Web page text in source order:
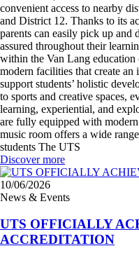
convenient access to nearby
and District 12. Thanks to its
parents can easily pick up
assured throughout their
within the Van Lang
modern facilities that create
support students’ holistic
to sports and creative spaces,
learning, experiential, and
are fully equipped with
music room offers a wide
students The UTS
Discover more
10/06/2026
News & Events
UTS OFFICIALLY
ACCREDITATION